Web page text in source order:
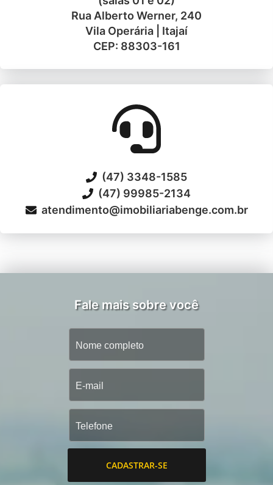
Rua Alberto Werner, 240
Vila Operária | Itajaí
CEP: 88303-161
(47) 3348-1585
(47) 99985-2134
atendimento@imobiliariabenge.com.br
Fale mais sobre você
CADASTRAR-SE